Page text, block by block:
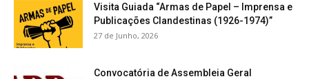
Visita Guiada “Armas de Papel – Imprensa e
Publicações Clandestinas (1926-1974)”
27 de Junho, 2026
Convocatória de Assembleia Geral